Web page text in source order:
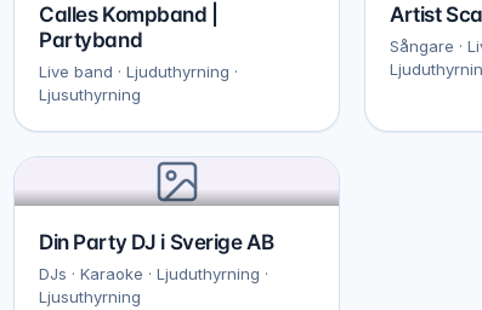
Calles Kompband |
Partyband
Live band · Ljuduthyrning ·
Ljusuthyrning
Artist
Sångare ·
Din Party DJ i Sverige AB
DJs · Karaoke · Ljuduthyrning ·
Ljusuthyrning